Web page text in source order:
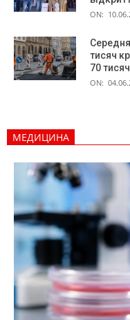
ON:
тисяч
70 тисяч
ON:
МЕДИЦИНА